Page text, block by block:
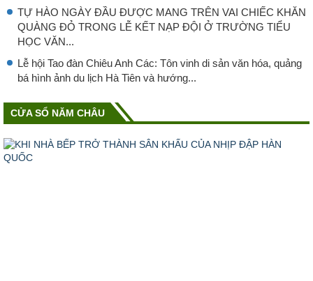
TỰ HÀO NGÀY ĐẦU ĐƯỢC MANG TRÊN VAI CHIẾC KHĂN
QUÀNG ĐỎ TRONG LỄ KẾT NẠP ĐỘI Ở TRƯỜNG TIỂU
HỌC VĂN...
Lễ hội Tao đàn Chiêu Anh Các: Tôn vinh di sản văn hóa, quảng
bá hình ảnh du lịch Hà Tiên và hướng...
CỬA SỔ NĂM CHÂU